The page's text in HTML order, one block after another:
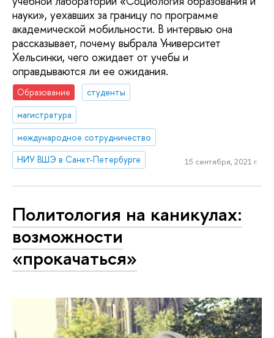
науки», уехавших за границу по программе
академической мобильности. В интервью она
рассказывает, почему выбрала Университет
Хельсинки, чего ожидает от учебы и
оправдываются ли ее ожидания.
Образование
студенты
магистратура
международное сотрудничество
НИУ ВШЭ в Санкт-Петербурге
15 сентября, 2021 г.
Политология на каникулах:
возможности
«прокачаться»